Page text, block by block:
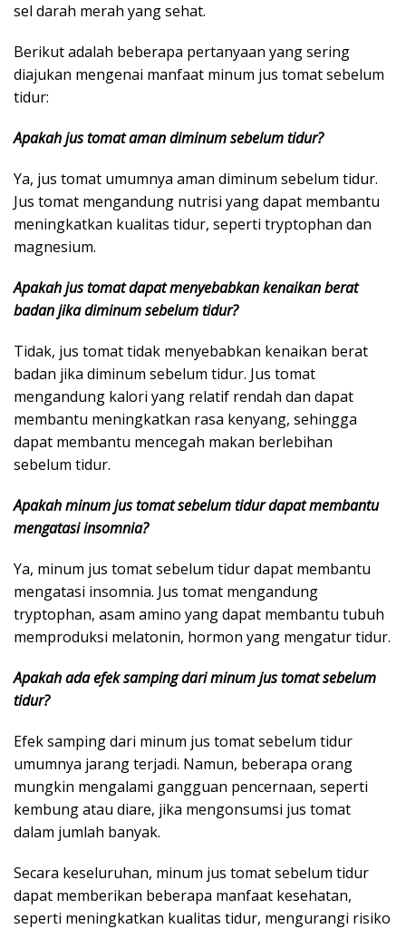
sel darah merah yang sehat.
Berikut adalah beberapa pertanyaan yang sering
diajukan mengenai manfaat minum jus tomat sebelum
tidur:
Apakah jus tomat aman diminum sebelum tidur?
Ya, jus tomat umumnya aman diminum sebelum tidur.
Jus tomat mengandung nutrisi yang dapat membantu
meningkatkan kualitas tidur, seperti tryptophan dan
magnesium.
Apakah jus tomat dapat menyebabkan kenaikan berat
badan jika diminum sebelum tidur?
Tidak, jus tomat tidak menyebabkan kenaikan berat
badan jika diminum sebelum tidur. Jus tomat
mengandung kalori yang relatif rendah dan dapat
membantu meningkatkan rasa kenyang, sehingga
dapat membantu mencegah makan berlebihan
sebelum tidur.
Apakah minum jus tomat sebelum tidur dapat membantu
mengatasi insomnia?
Ya, minum jus tomat sebelum tidur dapat membantu
mengatasi insomnia. Jus tomat mengandung
tryptophan, asam amino yang dapat membantu tubuh
memproduksi melatonin, hormon yang mengatur tidur.
Apakah ada efek samping dari minum jus tomat sebelum
tidur?
Efek samping dari minum jus tomat sebelum tidur
umumnya jarang terjadi. Namun, beberapa orang
mungkin mengalami gangguan pencernaan, seperti
kembung atau diare, jika mengonsumsi jus tomat
dalam jumlah banyak.
Secara keseluruhan, minum jus tomat sebelum tidur
dapat memberikan beberapa manfaat kesehatan,
seperti meningkatkan kualitas tidur, mengurangi risiko